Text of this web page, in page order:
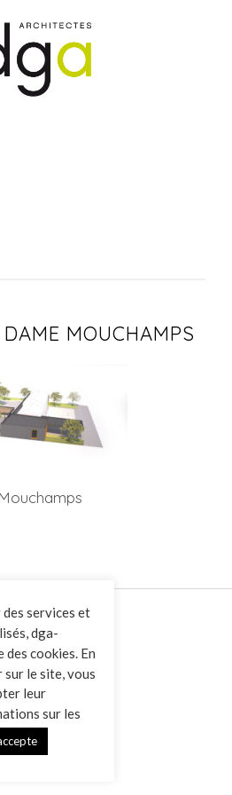
MOUCHAMPS
Overview
services et
dga-
cookies. En
le site, vous
leur
sur les